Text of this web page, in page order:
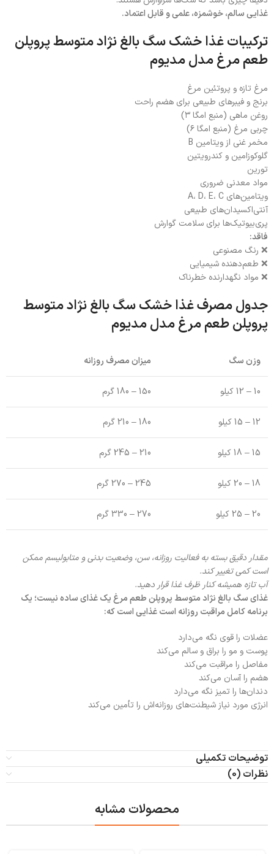
غذایی سالم، خوشمزه، علمی و قابل اعتماد.
ترکیبات غذا خشک سگ بالغ نژاد متوسط پروپلن
طعم مرغ مدل مدیوم
مرغ تازه و پروتئین مرغ
برنج و فیبرهای طبیعی برای هضم راحت
روغن ماهی (منبع امگا ۳)
چربی مرغ (منبع امگا ۶)
مخمر غنی از ویتامین B
گلوکوزامین و کندرویتین
تورین
مواد معدنی ضروری
ویتامین‌های A، D، E، C
آنتی‌اکسیدان‌های طبیعی
پری‌بیوتیک‌ها برای سلامت گوارش
فاقد:
❌ رنگ مصنوعی
❌ طعم‌دهنده شیمیایی
❌ مواد نگهدارنده خطرناک
جدول مصرف غذا خشک سگ بالغ نژاد متوسط
پروپلن طعم مرغ مدل مدیوم
وزن سگ میزان مصرف روزانه
10 – 12 کیلو 150 – 180 گرم
12 – 15 کیلو 180 – 210 گرم
15 – 18 کیلو 210 – 245 گرم
18 – 20 کیلو 245 – 270 گرم
20 – 25 کیلو 270 – 330 گرم
مقدار دقیق بسته به فعالیت روزانه، سن، وضعیت بدنی و متابولیسم ممکن
است کمی تغییر کند.
آب تازه همیشه کنار ظرف غذا قرار دهید.
غذای سگ بالغ نژاد متوسط پروپلن طعم مرغ یک غذای ساده نیست؛ یک
برنامه کامل مراقبت روزانه است غذایی است که:
عضلات را قوی نگه می‌دارد
پوست و مو را براق و سالم می‌کند
مفاصل را مراقبت می‌کند
هضم را آسان می‌کند
دندان‌ها را تمیز نگه می‌دارد
انرژی مورد نیاز شیطنت‌های روزانه‌اش را تأمین می‌کند
توضیحات تکمیلی
نظرات (0)
محصولات مشابه